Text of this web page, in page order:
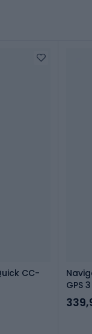
CC-
GPS